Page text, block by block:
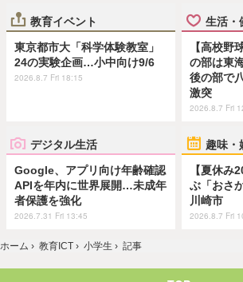
教育イベント
東京都市大「科学体験教室」
24の実験企画…小中向け9/6
2026.8.7 Fri 18:15
生活・
【高校野
の部は東
後の部で
激突
2026.8.7 Fri
デジタル生活
Google、アプリ向け年齢確認
APIを年内に世界展開…未成年
者保護を強化
2026.7.31 Fri 13:45
趣味・
【夏休み
ぶ「おさ
川崎市
2026.8.7 Fri
ホーム › 教育ICT › 小学生 › 記事